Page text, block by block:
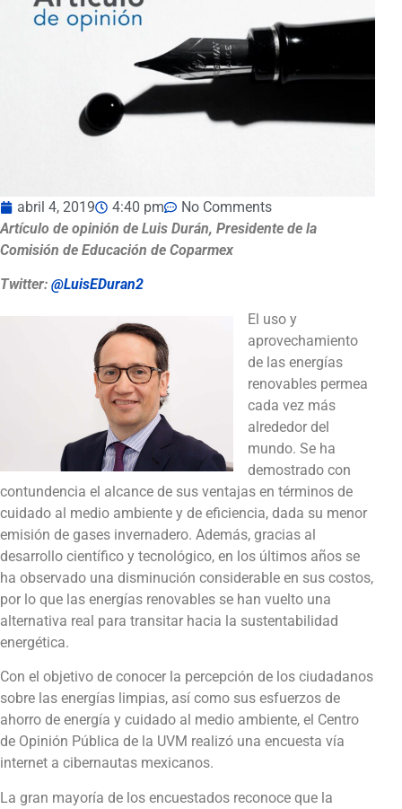
abril 4, 2019 4:40 pm
No Comments
Artículo de opinión de Luis Durán, Presidente de la
Comisión de Educación de Coparmex
Twitter: @LuisEDuran2
El uso y
aprovechamiento
de las energías
renovables permea
cada vez más
alrededor del
mundo. Se ha
demostrado con
contundencia el alcance de sus ventajas en términos de
cuidado al medio ambiente y de eficiencia, dada su menor
emisión de gases invernadero. Además, gracias al
desarrollo científico y tecnológico, en los últimos años se
ha observado una disminución considerable en sus costos,
por lo que las energías renovables se han vuelto una
alternativa real para transitar hacia la sustentabilidad
energética.
Con el objetivo de conocer la percepción de los ciudadanos
sobre las energías limpias, así como sus esfuerzos de
ahorro de energía y cuidado al medio ambiente, el Centro
de Opinión Pública de la UVM realizó una encuesta vía
internet a cibernautas mexicanos.
La gran mayoría de los encuestados reconoce que la